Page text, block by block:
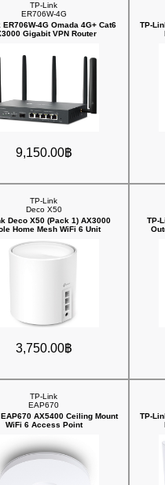
TP-Link
ER706W-4G
ER706W-4G Omada 4G+ Cat6
Gigabit VPN Router
9,150.00฿
TP-
TP-Link
Deco X50
Deco X50 (Pack 1) AX3000
Home Mesh WiFi 6 Unit
3,750.00฿
TP-
TP-Link
EAP670
AX5400 Ceiling Mount
WiFi 6 Access Point
TP-